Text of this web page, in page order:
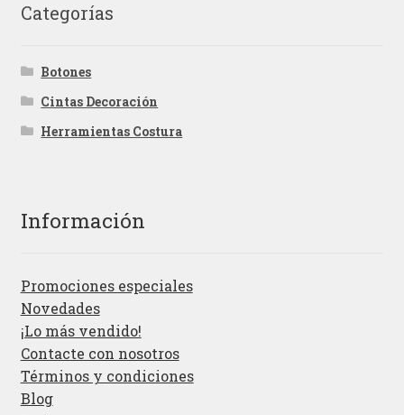
Categorías
Botones
Cintas Decoración
Herramientas Costura
Información
Promociones especiales
Novedades
¡Lo más vendido!
Contacte con nosotros
Términos y condiciones
Blog